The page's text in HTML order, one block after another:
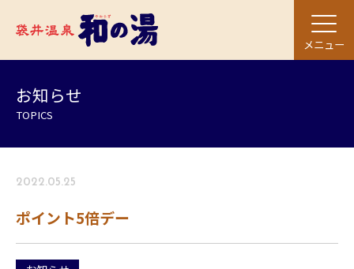
メニュー
お知らせ
TOPICS
2022.05.25
ポイント5倍デー